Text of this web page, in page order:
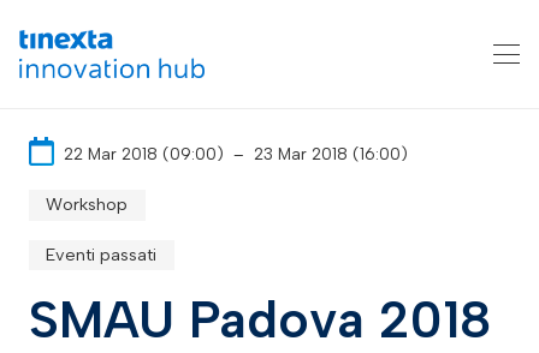
22 Mar 2018 (09:00) – 23 Mar 2018 (16:00)
Workshop
Eventi passati
SMAU Padova 2018